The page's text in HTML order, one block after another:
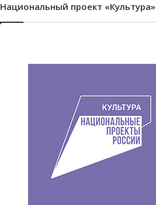
Национальный проект «Культура»